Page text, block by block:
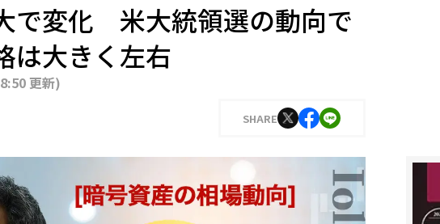
で変化 米大統領選の動向で
は大きく左右
更新)
SHARE